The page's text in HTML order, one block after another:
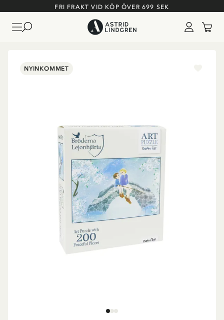
FRI FRAKT VID KÖP ÖVER 699 SEK
NYINKOMMET